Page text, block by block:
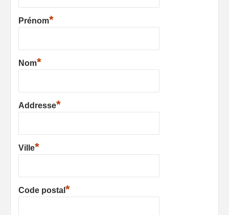
Prénom*
Nom*
Addresse*
Ville*
Code postal *